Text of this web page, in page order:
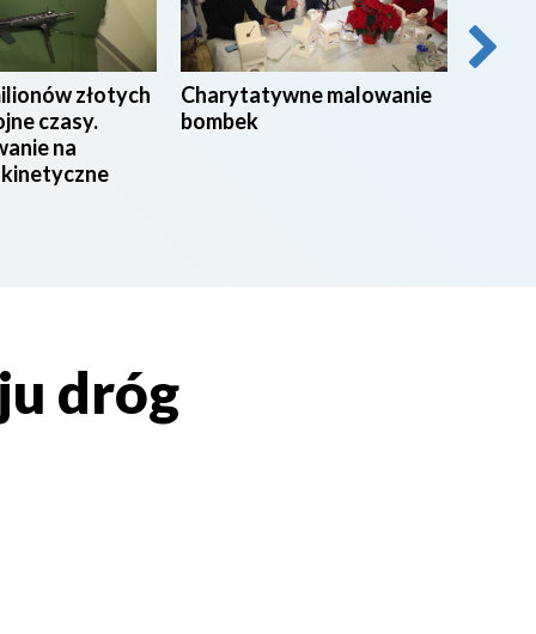
złotych
czasy.
na
Charytatywne malowanie
bombek
dróg